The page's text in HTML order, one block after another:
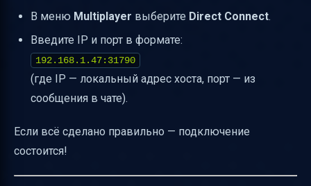
В меню Multiplayer выберите Direct Connect.
Введите IP и порт в формате:
192.168.1.47:31790
(где IP — локальный адрес хоста, порт — из
сообщения в чате).
Если всё сделано правильно — подключение
состоится!